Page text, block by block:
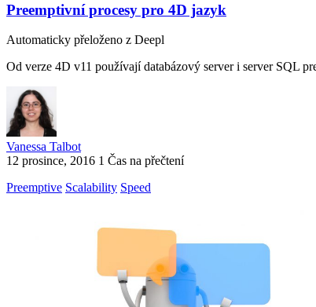
Preemptivní procesy pro 4D jazyk
Automaticky přeloženo z Deepl
Od verze 4D v11 používají databázový server i server SQL
Vanessa Talbot
12 prosince, 2016 1 Čas na přečtení
Preemptive Scalability Speed